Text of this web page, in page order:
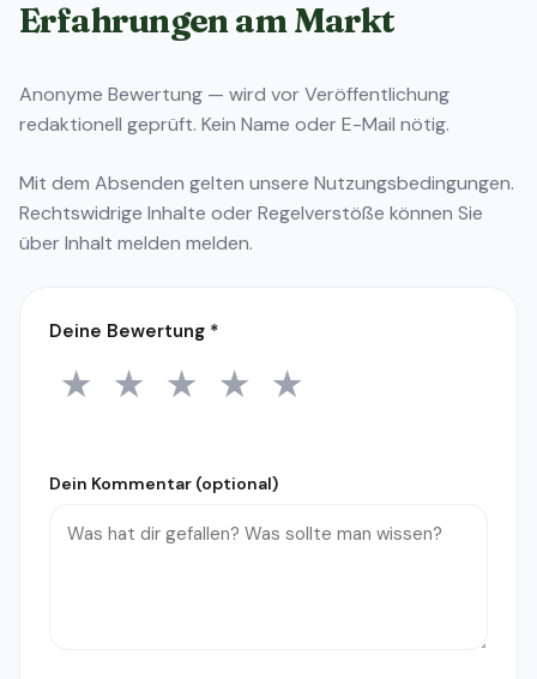
Erfahrungen am Markt
Anonyme Bewertung — wird vor Veröffentlichung
redaktionell geprüft. Kein Name oder E-Mail nötig.
Mit dem Absenden gelten unsere Nutzungsbedingungen.
Rechtswidrige Inhalte oder Regelverstöße können Sie
überInhalt melden melden.
Deine Bewertung *
1 Stern
★ 2 Sterne
★ 3 Sterne
★ 4 Sterne
★ 5 Sterne
★
Dein Kommentar (optional)